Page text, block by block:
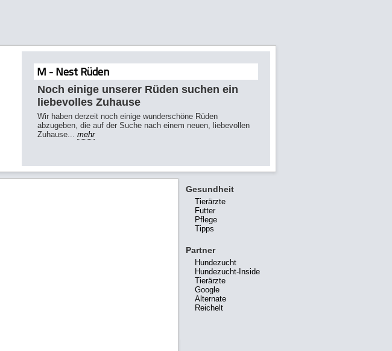
M - Nest Rüden
Noch einige unserer Rüden suchen ein
liebevolles Zuhause
Wir haben derzeit noch einige wunderschöne Rüden
abzugeben, die auf der Suche nach einem neuen, liebevollen
Zuhause... mehr
Gesundheit
Tierärzte
Futter
Pflege
Tipps
Partner
Hundezucht
Hundezucht-Inside
Tierärzte
Google
Alternate
Reichelt